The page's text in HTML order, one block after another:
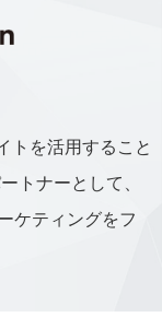
トを活用すること
トナーとして、
ケティングをフ